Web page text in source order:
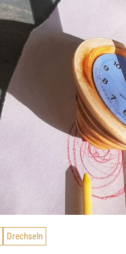
Drechseln